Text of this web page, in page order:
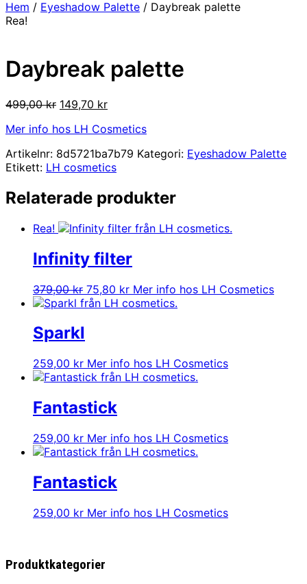
Hem / Eyeshadow Palette / Daybreak palette
Rea!
Daybreak palette
499,00kr Det
priset
499,00 kr.
149,70 krDet
priset
149,70 kr.
Mer info hos LH Cosmetics
Artikelnr: 8d5721ba7b79 Kategori: Eyeshadow Palette
Etikett: LH cosmetics
Relaterade produkter
Rea!
Infinity filter
379,00kr Det
ursprungliga
75,80 krDet
nuvarande
Mer info hos LH Cosmetics
Sparkl
259,00 kr Mer info hos LH Cosmetics
Fantastick
259,00 kr Mer info hos LH Cosmetics
Fantastick
259,00 kr Mer info hos LH Cosmetics
Produktkategorier